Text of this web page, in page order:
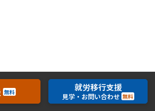
を身につける就労移行支援サービス
無料 就労移行支援
見学・お問い合わせ 無料